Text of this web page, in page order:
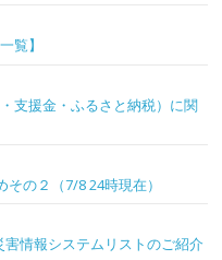
覧】
支援金・ふるさと納税）に関
その２（7/8 24時現在）
情報システムリストのご紹介